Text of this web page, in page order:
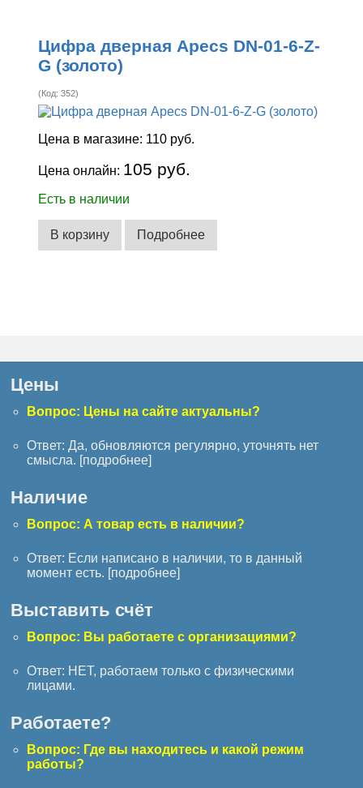
Цифра дверная Apecs DN-01-6-Z-
G (золото)
(Код:352)
Цена в магазине: 110 руб.
Цена онлайн: 105 руб.
Есть в наличии
В корзину Подробнее
Цены
Вопрос: Цены на сайте актуальны?
Ответ: Да, обновляются регулярно, уточнять нет
смысла. [подробнее]
Наличие
Вопрос: А товар есть в наличии?
Ответ: Если написано в наличии, то в данный
момент есть. [подробнее]
Выставить счёт
Вопрос: Вы работаете с организациями?
Ответ: НЕТ, работаем только с физическими
лицами.
Работаете?
Вопрос: Где вы находитесь и какой режим
работы?